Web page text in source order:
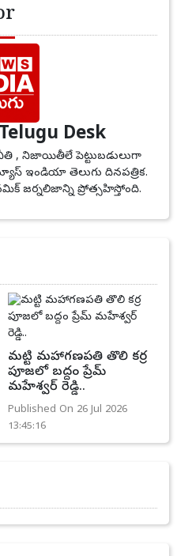
Desk
, నిజాయితీలే పెట్టుబడులుగా
ఇండియా తెలుగు దినపత్రిక.
జర్నలిజాన్ని ప్రోత్సహిస్తోంది.
మట్టి మహాగణపతి తొలి కర్ర
పూజలో బద్దం ప్రేమ్
మహేశ్వర్ రెడ్డి..
Published On 26 Jul 2026
13:45:16